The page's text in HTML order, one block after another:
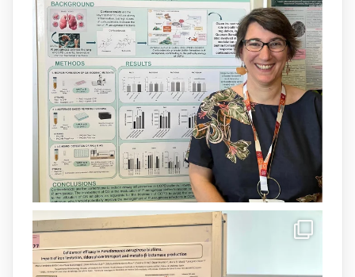
Un contracte cofinançat per
@SaludISCIIIi la Unió Europea.
Més informació:http://www.idisba.es
1 3
Load More